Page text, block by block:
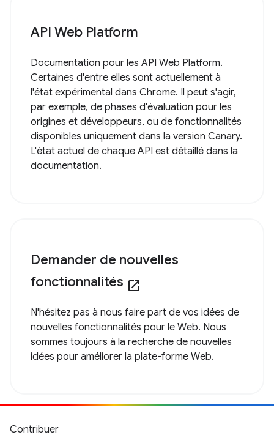
API Web Platform
Documentation pour les API Web Platform.
Certaines d'entre elles sont actuellement à
l'état expérimental dans Chrome. Il peut s'agir,
par exemple, de phases d'évaluation pour les
origines et développeurs, ou de fonctionnalités
disponibles uniquement dans la version Canary.
L'état actuel de chaque API est détaillé dans la
documentation.
Demander de nouvelles
fonctionnalités open_in_new
N'hésitez pas à nous faire part de vos idées de
nouvelles fonctionnalités pour le Web. Nous
sommes toujours à la recherche de nouvelles
idées pour améliorer la plate-forme Web.
Contribuer